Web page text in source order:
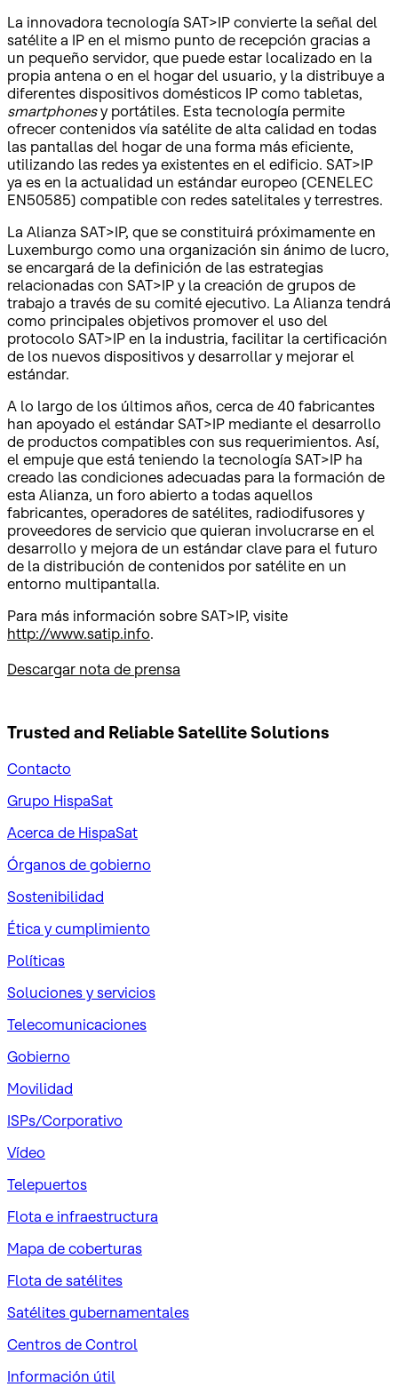
La innovadora tecnología SAT>IP convierte la señal del
satélite a IP en el mismo punto de recepción gracias a
un pequeño servidor, que puede estar localizado en la
propia antena o en el hogar del usuario, y la distribuye a
diferentes dispositivos domésticos IP como tabletas,
smartphonesy portátiles. Esta tecnología permite
ofrecer contenidos vía satélite de alta calidad en todas
las pantallas del hogar de una forma más eficiente,
utilizando las redes ya existentes en el edificio. SAT>IP
ya es en la actualidad un estándar europeo (CENELEC
EN50585) compatible con redes satelitales y terrestres.
La Alianza SAT>IP, que se constituirá próximamente en
Luxemburgo como una organización sin ánimo de lucro,
se encargará de la definición de las estrategias
relacionadas con SAT>IP y la creación de grupos de
trabajo a través de su comité ejecutivo. La Alianza tendrá
como principales objetivos promover el uso del
protocolo SAT>IP en la industria, facilitar la certificación
de los nuevos dispositivos y desarrollar y mejorar el
estándar.
A lo largo de los últimos años, cerca de 40 fabricantes
han apoyado el estándar SAT>IP mediante el desarrollo
de productos compatibles con sus requerimientos. Así,
el empuje que está teniendo la tecnología SAT>IP ha
creado las condiciones adecuadas para la formación de
esta Alianza, un foro abierto a todas aquellos
fabricantes, operadores de satélites, radiodifusores y
proveedores de servicio que quieran involucrarse en el
desarrollo y mejora de un estándar clave para el futuro
de la distribución de contenidos por satélite en un
entorno multipantalla.
Para más información sobre SAT>IP, visite
http://www.satip.info.
Descargar nota de prensa
Trusted and ReliableSatellite Solutions
Contacto
Grupo HispaSat
Acerca de HispaSat
Órganos de gobierno
Sostenibilidad
Ética y cumplimiento
Políticas
Soluciones y servicios
Telecomunicaciones
Gobierno
Movilidad
ISPs/Corporativo
Vídeo
Telepuertos
Flota e infraestructura
Mapa de coberturas
Flota de satélites
Satélites gubernamentales
Centros de Control
Información útil